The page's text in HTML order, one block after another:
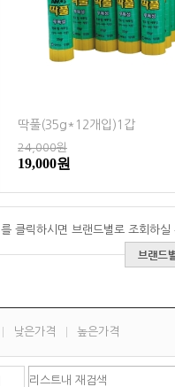
딱풀(35g*12개입)1갑
24,000원
19,000원
를 클릭하시면 브랜드별로 조회하
낮은가격 높은가격